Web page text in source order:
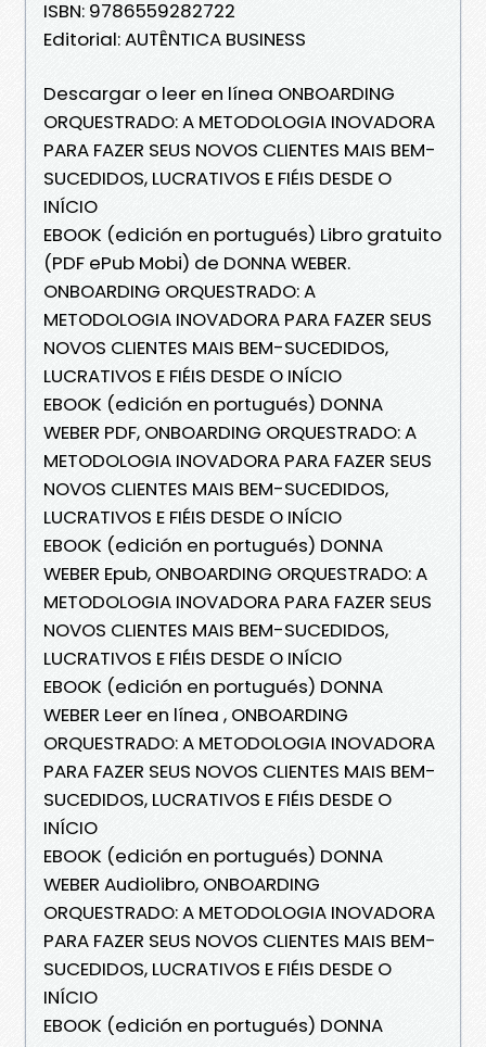
ISBN: 9786559282722
Editorial: AUTÊNTICA BUSINESS
Descargar o leer en línea ONBOARDING
ORQUESTRADO: A METODOLOGIA INOVADORA
PARA FAZER SEUS NOVOS CLIENTES MAIS BEM-
SUCEDIDOS, LUCRATIVOS E FIÉIS DESDE O
INÍCIO
EBOOK (edición en portugués) Libro gratuito
(PDF ePub Mobi) de DONNA WEBER.
ONBOARDING ORQUESTRADO: A
METODOLOGIA INOVADORA PARA FAZER SEUS
NOVOS CLIENTES MAIS BEM-SUCEDIDOS,
LUCRATIVOS E FIÉIS DESDE O INÍCIO
EBOOK (edición en portugués) DONNA
WEBER PDF, ONBOARDING ORQUESTRADO: A
METODOLOGIA INOVADORA PARA FAZER SEUS
NOVOS CLIENTES MAIS BEM-SUCEDIDOS,
LUCRATIVOS E FIÉIS DESDE O INÍCIO
EBOOK (edición en portugués) DONNA
WEBER Epub, ONBOARDING ORQUESTRADO: A
METODOLOGIA INOVADORA PARA FAZER SEUS
NOVOS CLIENTES MAIS BEM-SUCEDIDOS,
LUCRATIVOS E FIÉIS DESDE O INÍCIO
EBOOK (edición en portugués) DONNA
WEBER Leer en línea , ONBOARDING
ORQUESTRADO: A METODOLOGIA INOVADORA
PARA FAZER SEUS NOVOS CLIENTES MAIS BEM-
SUCEDIDOS, LUCRATIVOS E FIÉIS DESDE O
INÍCIO
EBOOK (edición en portugués) DONNA
WEBER Audiolibro, ONBOARDING
ORQUESTRADO: A METODOLOGIA INOVADORA
PARA FAZER SEUS NOVOS CLIENTES MAIS BEM-
SUCEDIDOS, LUCRATIVOS E FIÉIS DESDE O
INÍCIO
EBOOK (edición en portugués) DONNA